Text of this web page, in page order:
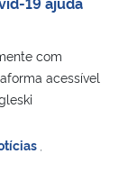
com
acessível